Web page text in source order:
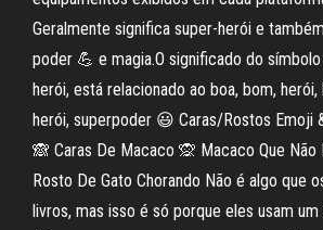
Geralmente significa super-herói e
poder 💪 e magia.O significado do
herói, está relacionado ao boa, bom, herói,
herói, superpoder 😃 Caras/Rostos Emoji
🙈 Caras De Macaco 🙊 Macaco Que Não
Rosto De Gato Chorando Não é algo que
livros, mas isso é só porque eles usam